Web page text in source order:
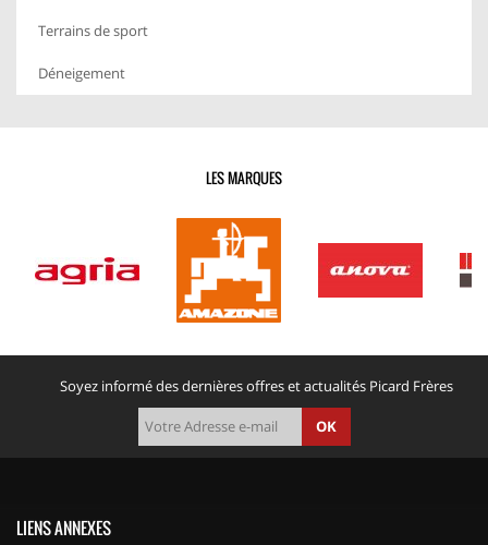
Terrains de sport
Déneigement
LES MARQUES
Soyez informé des dernières offres et actualités Picard Frères
OK
LIENS ANNEXES